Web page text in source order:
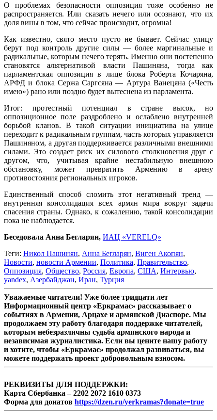
О проблемах безопасности оппозиция тоже особенно не
распространяется. Или сказать нечего или осознают, что их
доля вины в том, что сейчас происходит, огромна!
Как известно, свято место пусто не бывает. Сейчас улицу
берут под контроль другие силы — более маргинальные и
радикальные, которым нечего терять. Именно они постепенно
становятся альтернативой власти Пашиняна, тогда как
парламентская оппозиция в лице блока Роберта Кочаряна,
АРФД и блока Сержа Саргсяна — Артура Ванецяна («Честь
имею») рано или поздно будет вытеснена из парламента.
Итог: протестный потенциал в стране высок, но
оппозиционное поле раздроблено и ослаблено внутренней
борьбой кланов. В такой ситуации инициатива на улице
переходит к радикальным группам, часть которых управляется
Пашиняном, а другая поддерживается различными внешними
силами. Это создает риск их силового столкновения друг с
другом, что, учитывая крайне нестабильную внешнюю
обстановку, может превратить Армению в арену
противостояния региональных игроков.
Единственный способ сломить этот негативный тренд —
внутренняя консолидация всех армян мира вокруг задачи
спасения страны. Однако, к сожалению, такой консолидации
пока не наблюдается.
Беседовала Анна Бегларян, ИАЦ «VERELQ»
Теги: Никол Пашинян, Анна Бегларян, Виген Акопян,
Новости, новости Армении, Политика, Правительство,
Оппозиция, Общество, Россия, Европа, США, Интервью,
yandex, Азербайджан, Иран, Турция
Уважаемые читатели! Уже более тридцати лет
Информационный центр «Еркрамас» рассказывает о
событиях в Армении, Арцахе и армянской Диаспоре. Мы
продолжаем эту работу благодаря поддержке читателей,
которым небезразличны судьба армянского народа и
независимая журналистика. Если вы цените нашу работу
и хотите, чтобы «Еркрамас» продолжал развиваться, вы
можете поддержать проект добровольным взносом.
РЕКВИЗИТЫ ДЛЯ ПОДДЕРЖКИ:
Карта Сбербанка – 2202 2072 1610 0373
Форма для донатов https://dzen.ru/yerkramas?donate=true